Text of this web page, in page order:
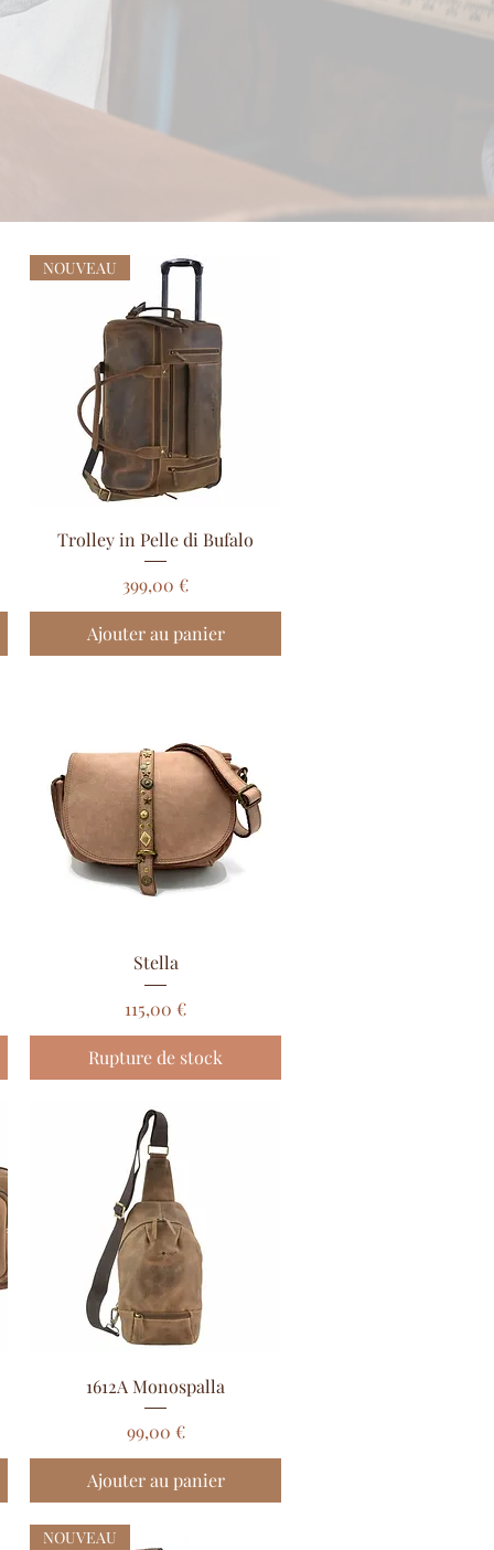
Aperçu rapide
NOUVEAU
Trolley in Pelle di Bufalo
Prix
399,00 €
Ajouter au panier
Aperçu rapide
Stella
Prix
115,00 €
Rupture de stock
Aperçu rapide
1612A Monospalla
Prix
99,00 €
Ajouter au panier
NOUVEAU